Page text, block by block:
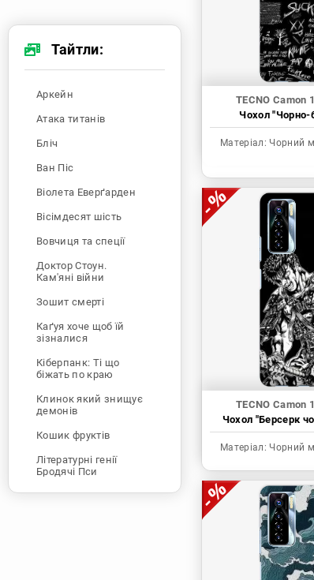
TECNO Camon
Чохол "Чорно-
Матеріал: Чорний
TECNO Camon
Чохол "Берсерк
Матеріал: Чорний
Тайтли:
Аркейн
Атака титанів
Бліч
Ван Піс
Віолета Еверґарден
Вісімдесят шість
Вовчиця та спеції
Доктор Стоун.
Кам'яні війни
Зошит смерті
Каґуя хоче щоб їй
зізналися
Кіберпанк: Ті що
біжать по краю
Клинок який знищує
демонів
Кошик фруктів
Літературні генії
Бродячі Пси
Людина-бензопила